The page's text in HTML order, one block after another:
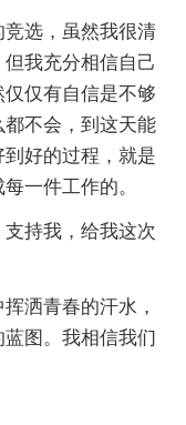
选，虽然我很清
我充分相信自己
仅有自信是不够
不会，到这天能
好的过程，就是
一件工作的。
持我，给我这次
洒青春的汗水，
图。我相信我们